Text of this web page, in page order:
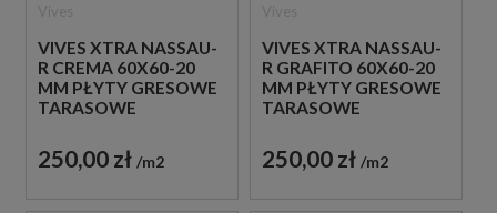
VIVES XTRA NASSAU-
R CREMA 60X60-20
MM PŁYTY GRESOWE
TARASOWE
250,00 zł m2
VIVES XTRA NASSAU-
R GRAFITO 60X60-20
MM PŁYTY GRESOWE
TARASOWE
250,00 zł m2